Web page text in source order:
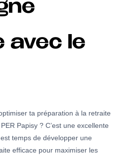
avec le
ta préparation à la retraite
Papisy ? C’est une excellente
temps de développer une
efficace pour maximiser les